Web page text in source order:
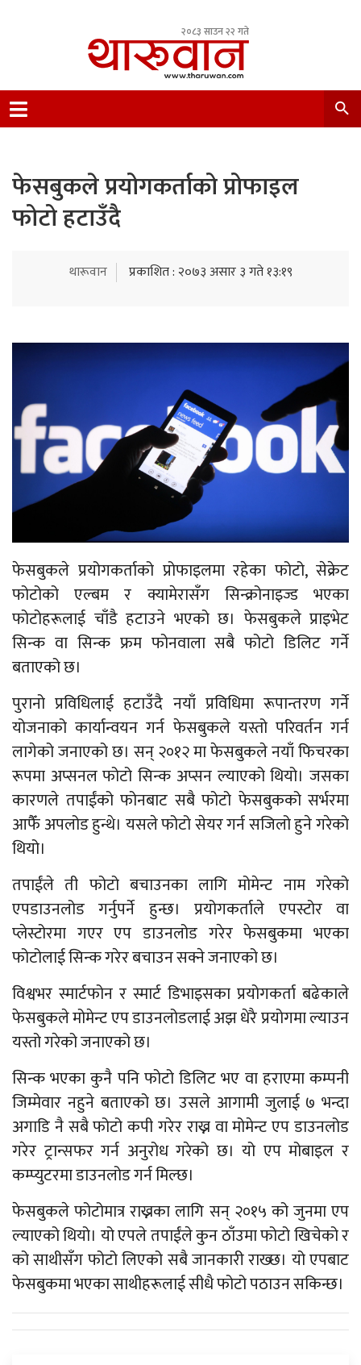
२०८३ साउन २२ गते
Nepal.
फेसबुकले प्रयोगकर्ताको प्रोफाइल
फोटो हटाउँदै
थारूवान प्रकाशित : २०७३ असार ३ गते १३:१९
फेसबुकले प्रयोगकर्ताको प्रोफाइलमा रहेका फोटो, सेक्रेट
फोटोको एल्बम र क्यामेरासँग सिन्क्रोनाइज्ड भएका
फोटोहरूलाई चाँडै हटाउने भएको छ। फेसबुकले प्राइभेट
सिन्क वा सिन्क फ्रम फोनवाला सबै फोटो डिलिट गर्ने
बताएको छ।
पुरानो प्रविधिलाई हटाउँदै नयाँ प्रविधिमा रूपान्तरण गर्ने
योजनाको कार्यान्वयन गर्न फेसबुकले यस्तो परिवर्तन गर्न
लागेको जनाएको छ। सन् २०१२ मा फेसबुकले नयाँ फिचरका
रूपमा अप्सनल फोटो सिन्क अप्सन ल्याएको थियो। जसका
कारणले तपाईंको फोनबाट सबै फोटो फेसबुकको सर्भरमा
आफैँ अपलोड हुन्थे। यसले फोटो सेयर गर्न सजिलो हुने गरेको
थियो।
तपाईंले ती फोटो बचाउनका लागि मोमेन्ट नाम गरेको
एपडाउनलोड गर्नुपर्ने हुन्छ। प्रयोगकर्ताले एपस्टोर वा
प्लेस्टोरमा गएर एप डाउनलोड गरेर फेसबुकमा भएका
फोटोलाई सिन्क गरेर बचाउन सक्ने जनाएको छ।
विश्वभर स्मार्टफोन र स्मार्ट डिभाइसका प्रयोगकर्ता बढेकाले
फेसबुकले मोमेन्ट एप डाउनलोडलाई अझ धेरै प्रयोगमा ल्याउन
यस्तो गरेको जनाएको छ।
सिन्क भएका कुनै पनि फोटो डिलिट भए वा हराएमा कम्पनी
जिम्मेवार नहुने बताएको छ। उसले आगामी जुलाई ७ भन्दा
अगाडि नै सबै फोटो कपी गरेर राख्न वा मोमेन्ट एप डाउनलोड
गरेर ट्रान्सफर गर्न अनुरोध गरेको छ। यो एप मोबाइल र
कम्प्युटरमा डाउनलोड गर्न मिल्छ।
फेसबुकले फोटोमात्र राख्नका लागि सन् २०१५ को जुनमा एप
ल्याएको थियो। यो एपले तपाईंले कुन ठाँउमा फोटो खिचेको र
को साथीसँग फोटो लिएको सबै जानकारी राख्छ। यो एपबाट
फेसबुकमा भएका साथीहरूलाई सीधै फोटो पठाउन सकिन्छ।